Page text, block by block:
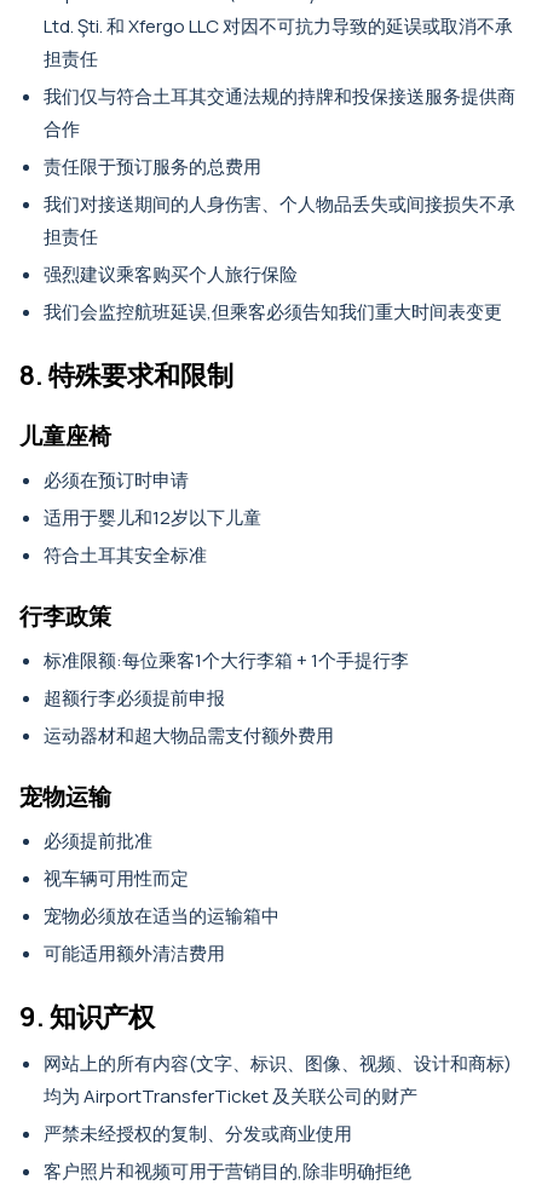
Ltd. Şti. 和 Xfergo LLC 对因不可抗力导致的延误或取消不承
担责任
我们仅与符合土耳其交通法规的持牌和投保接送服务提供商
合作
责任限于预订服务的总费用
我们对接送期间的人身伤害、个人物品丢失或间接损失不承
担责任
强烈建议乘客购买个人旅行保险
我们会监控航班延误,但乘客必须告知我们重大时间表变更
8. 特殊要求和限制
儿童座椅
必须在预订时申请
适用于婴儿和12岁以下儿童
符合土耳其安全标准
行李政策
标准限额:每位乘客1个大行李箱 + 1个手提行李
超额行李必须提前申报
运动器材和超大物品需支付额外费用
宠物运输
必须提前批准
视车辆可用性而定
宠物必须放在适当的运输箱中
可能适用额外清洁费用
9. 知识产权
网站上的所有内容(文字、标识、图像、视频、设计和商标)
均为 AirportTransferTicket 及关联公司的财产
严禁未经授权的复制、分发或商业使用
客户照片和视频可用于营销目的,除非明确拒绝